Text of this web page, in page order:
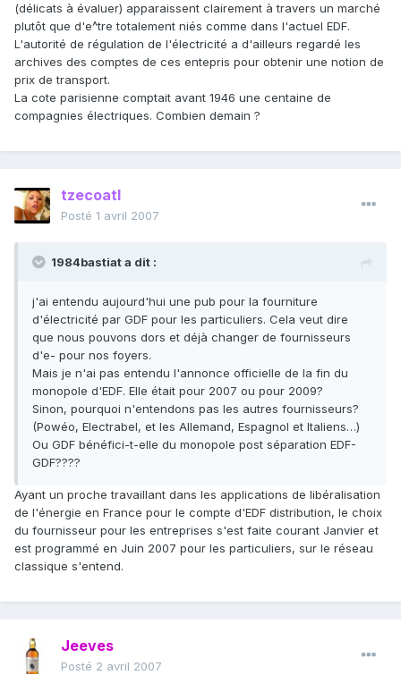
(délicats à évaluer) apparaissent clairement à travers un marché
plutôt que d'e^tre totalement niés comme dans l'actuel EDF.
L'autorité de régulation de l'électricité a d'ailleurs regardé les
archives des comptes de ces entepris pour obtenir une notion de
prix de transport.
La cote parisienne comptait avant 1946 une centaine de
compagnies électriques. Combien demain ?
tzecoatl
Posté 1 avril 2007
1984bastiat a dit :
j'ai entendu aujourd'hui une pub pour la fourniture
d'électricité par GDF pour les particuliers. Cela veut dire
que nous pouvons dors et déjà changer de fournisseurs
d'e- pour nos foyers.
Mais je n'ai pas entendu l'annonce officielle de la fin du
monopole d'EDF. Elle était pour 2007 ou pour 2009?
Sinon, pourquoi n'entendons pas les autres fournisseurs?
(Powéo, Electrabel, et les Allemand, Espagnol et Italiens…)
Ou GDF bénéfici-t-elle du monopole post séparation EDF-
GDF????
Ayant un proche travaillant dans les applications de libéralisation
de l'énergie en France pour le compte d'EDF distribution, le choix
du fournisseur pour les entreprises s'est faite courant Janvier et
est programmé en Juin 2007 pour les particuliers, sur le réseau
classique s'entend.
Jeeves
Posté 2 avril 2007